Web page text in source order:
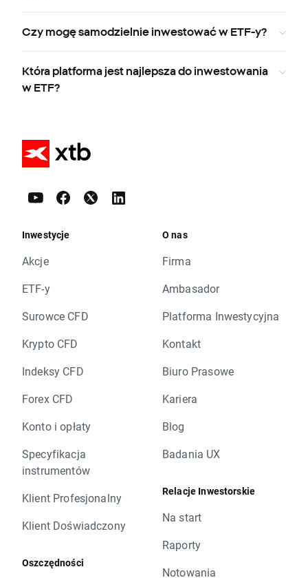
Czy mogę samodzielnie inwestować w ETF-y?
Która platforma jest najlepsza do inwestowania
w ETF?
Inwestycje
Akcje
ETF-y
Surowce CFD
Krypto CFD
Indeksy CFD
Forex CFD
Konto i opłaty
Specyfikacja
instrumentów
Klient Profesjonalny
Klient Doświadczony
Oszczędności
O nas
Firma
Ambasador
Platforma Inwestycyjna
Kontakt
Biuro Prasowe
Kariera
Blog
Badania UX
Relacje Inwestorskie
Na start
Raporty
Notowania